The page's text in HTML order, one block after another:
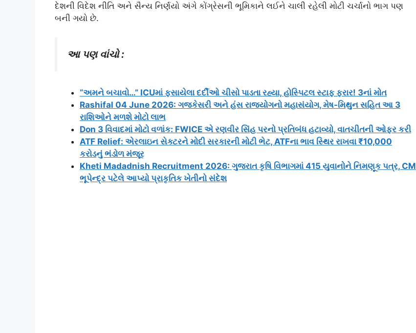
દેશની વિદેશ નીતિ અને સૈન્ય નિર્ણયો અંગે કોંગ્રેસની ભૂમિકાને લઈને ચાલી રહેલી મોટી ચર્ચાનો ભાગ પણ
બની ગયો છે.
આ પણ વાંચો :
“અમને બચાવો…” ICUમાં ફસાયેલા દર્દીઓ ચીસો પાડતા રહ્યા, હોસ્પિટલ સ્ટાફ ફરાર! 3નાં મોત
Rashifal 04 June 2026: ગજકેસરી અને હંસ રાજયોગનો મહાસંયોગ, મેષ-મિથુન સહિત આ 3
રાશિઓને મળશે મોટો લાભ
Don 3 વિવાદમાં મોટો વળાંક: FWICE એ રણવીર સિંહ પરનો પ્રતિબંધ હટાવ્યો, વાતચીતની ઓફર કરી
ATF Relief: એરલાઇન સેક્ટરને મોદી સરકારની મોટી ભેટ, ATFના ભાવ સ્થિર રાખવા ₹10,000
કરોડનું ભંડોળ મંજૂર
Kheti Madadnish Recruitment 2026: ગુજરાત કૃષિ વિભાગમાં 415 યુવાનોને નિમણૂક પત્ર, CM
ભૂપેન્દ્ર પટેલે આપ્યો પ્રાકૃતિક ખેતીનો સંદેશ